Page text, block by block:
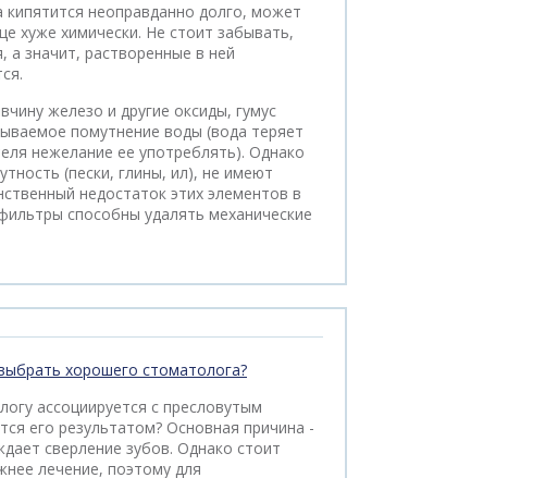
неоправданно долго, может
хуже химически. Не стоит забывать,
а значит, растворенные в ней
железо и другие оксиды, гумус
помутнение воды (вода теряет
нежелание ее употреблять). Однако
(пески, глины, ил), не имеют
недостаток этих элементов в
способны удалять механические
хорошего стоматолога?
ассоциируется с пресловутым
его результатом? Основная причина -
сверление зубов. Однако стоит
лечение, поэтому для